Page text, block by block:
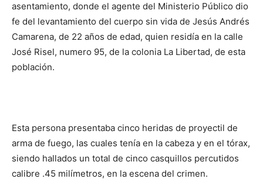
asentamiento, donde el agente del Ministerio Público dio
fe del levantamiento del cuerpo sin vida de Jesús Andrés
Camarena, de 22 años de edad, quien residía en la calle
José Risel, numero 95, de la colonia La Libertad, de esta
población.
Esta persona presentaba cinco heridas de proyectil de
arma de fuego, las cuales tenía en la cabeza y en el tórax,
siendo hallados un total de cinco casquillos percutidos
calibre .45 milímetros, en la escena del crimen.